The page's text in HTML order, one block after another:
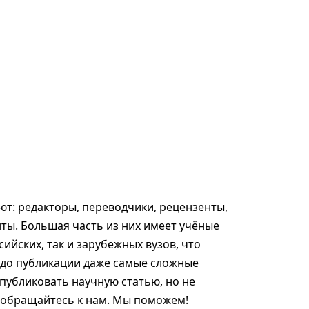
редакторы, переводчики, рецензенты,
Большая часть из них имеет учёные
так и зарубежных вузов, что
публикации даже самые сложные
научную статью, но не
обращайтесь к нам. Мы поможем!